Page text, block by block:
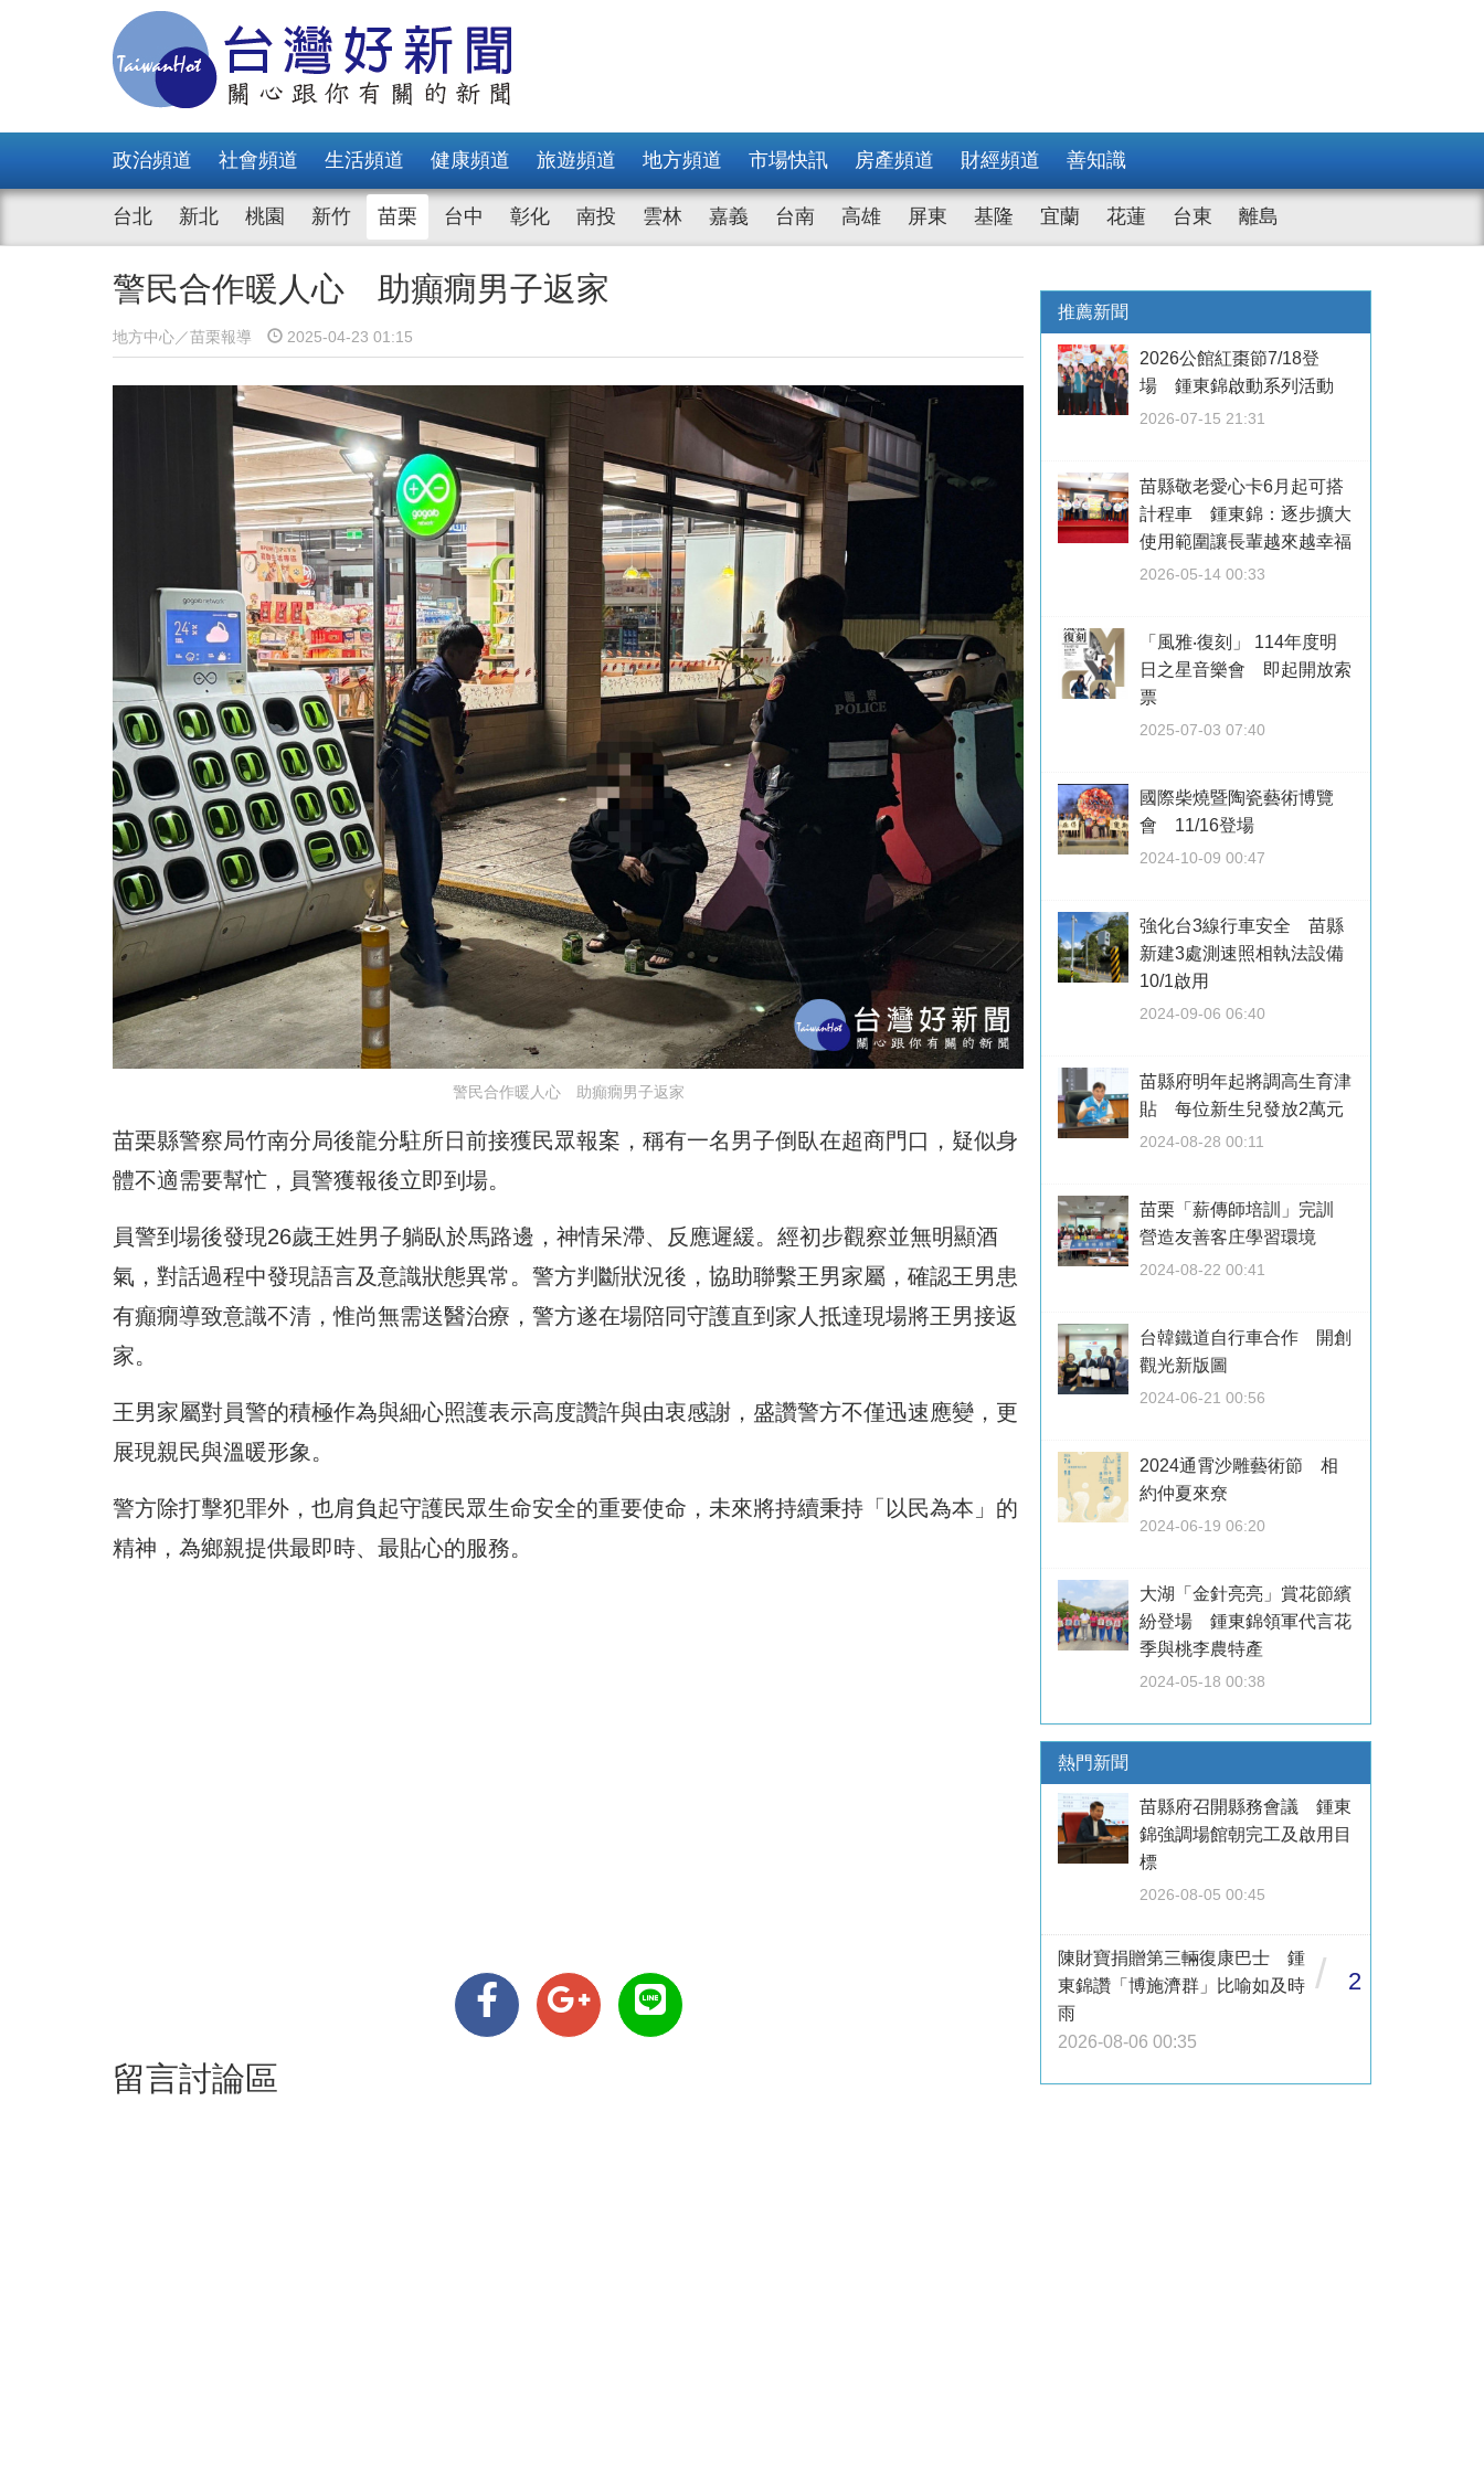
政治頻道 社會頻道 生活頻道 健康頻道 旅遊頻道 地方頻道 市場快訊 房產頻道 財經頻道 善知識
台北 新北 桃園 新竹 苗栗 台中 彰化 南投 雲林 嘉義 台南 高雄 屏東 基隆 宜蘭 花蓮 台東 離島
警民合作暖人心 助癲癇男子返家
地方中心／苗栗報導 2025-04-23 01:15
警民合作暖人心 助癲癇男子返家
苗栗縣警察局竹南分局後龍分駐所日前接獲民眾報案，稱有一名男子倒臥在超商門口，疑似身
體不適需要幫忙，員警獲報後立即到場。
員警到場後發現26歲王姓男子躺臥於馬路邊，神情呆滯、反應遲緩。經初步觀察並無明顯酒
氣，對話過程中發現語言及意識狀態異常。警方判斷狀況後，協助聯繫王男家屬，確認王男患
有癲癇導致意識不清，惟尚無需送醫治療，警方遂在場陪同守護直到家人抵達現場將王男接返
家。
王男家屬對員警的積極作為與細心照護表示高度讚許與由衷感謝，盛讚警方不僅迅速應變，更
展現親民與溫暖形象。
警方除打擊犯罪外，也肩負起守護民眾生命安全的重要使命，未來將持續秉持「以民為本」的
精神，為鄉親提供最即時、最貼心的服務。
留言討論區
推薦新聞
2026公館紅棗節7/18登
場 鍾東錦啟動系列活動
2026-07-15 21:31
苗縣敬老愛心卡6月起可搭
計程車 鍾東錦：逐步擴大
使用範圍讓長輩越來越幸福
2026-05-14 00:33
「風雅‧復刻」 114年度明
日之星音樂會 即起開放索
票
2025-07-03 07:40
國際柴燒暨陶瓷藝術博覽
會 11/16登場
2024-10-09 00:47
強化台3線行車安全 苗縣
新建3處測速照相執法設備
10/1啟用
2024-09-06 06:40
苗縣府明年起將調高生育津
貼 每位新生兒發放2萬元
2024-08-28 00:11
苗栗「薪傳師培訓」完訓
營造友善客庄學習環境
2024-08-22 00:41
台韓鐵道自行車合作 開創
觀光新版圖
2024-06-21 00:56
2024通霄沙雕藝術節 相
約仲夏來尞
2024-06-19 06:20
大湖「金針亮亮」賞花節繽
紛登場 鍾東錦領軍代言花
季與桃李農特產
2024-05-18 00:38
熱門新聞
苗縣府召開縣務會議 鍾東
錦強調場館朝完工及啟用目
標
2026-08-05 00:45
陳財寶捐贈第三輛復康巴士 鍾
東錦讚「博施濟群」比喻如及時
雨
2026-08-06 00:35
/ 2